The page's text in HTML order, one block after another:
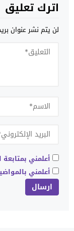
اترك تعليق
لن يتم نشر عنوان
أعلمني
أعلمني